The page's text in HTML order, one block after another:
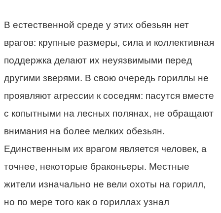
В естественной среде у этих обезьян нет
врагов: крупные размеры, сила и коллективная
поддержка делают их неуязвимыми перед
другими зверями. В свою очередь гориллы не
проявляют агрессии к соседям: пасутся вместе
с копытными на лесных полянах, не обращают
внимания на более мелких обезьян.
Единственным их врагом является человек, а
точнее, некоторые браконьеры. Местные
жители изначально не вели охоты на горилл,
но по мере того как о гориллах узнал